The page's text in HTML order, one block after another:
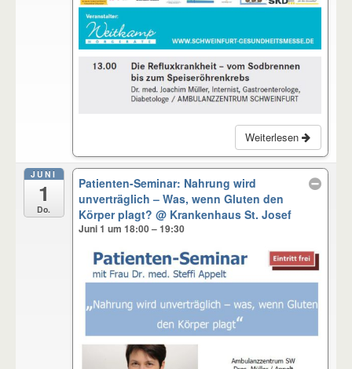
Weiterlesen
JUNI
1
Do.
Patienten-Seminar: Nahrung wird
unverträglich – Was, wenn Gluten den
Körper plagt?@ Krankenhaus St. Josef
Juni 1 um 18:00 – 19:30